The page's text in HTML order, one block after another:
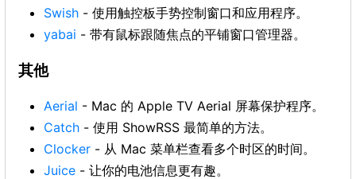
Swish - 使用触控板手势控制窗口和应用程序。
yabai - 带有鼠标跟随焦点的平铺窗口管理器。
其他
Aerial - Mac 的 Apple TV Aerial 屏幕保护程序。
Catch - 使用 ShowRSS 最简单的方法。
Clocker - 从 Mac 菜单栏查看多个时区的时间。
Juice - 让你的电池信息更有趣。